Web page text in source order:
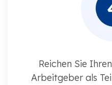
Reichen Sie
Arbeitgeber als